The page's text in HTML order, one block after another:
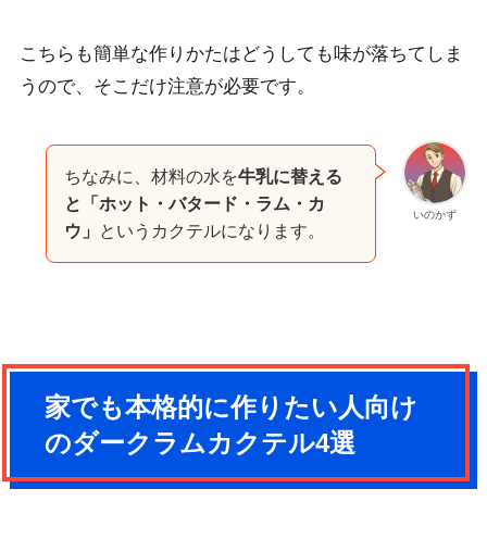
こちらも簡単な作りかたはどうしても味が落ちてしま
うので、そこだけ注意が必要です。
いのかず
ちなみに、材料の水を牛乳に替える
と「ホット・バタード・ラム・カ
ウ」
というカクテルになります。
家でも本格的に作りたい人向け
のダークラムカクテル4選